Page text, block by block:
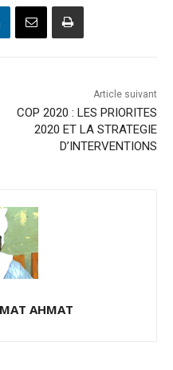
Article suivant
COP 2020 : LES PRIORITES
2020 ET LA STRATEGIE
D’INTERVENTIONS
AHMAT